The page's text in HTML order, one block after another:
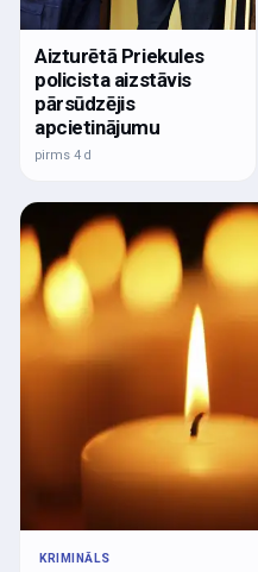
Aizturētā Priekules
policista aizstāvis
pārsūdzējis
apcietinājumu
pirms 4 d
KRIMINĀLS